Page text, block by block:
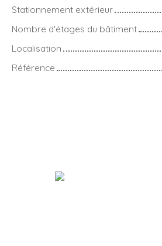
Stationnement extérieur
Nombre d'étages du bâtiment
Localisation
Référence